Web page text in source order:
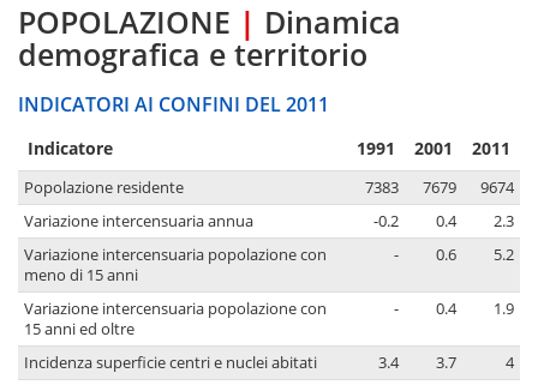
POPOLAZIONE | Dinamica
demografica e territorio
INDICATORI AI CONFINI DEL 2011
Indicatore 1991 2001 2011
Popolazione residente 7383 7679
9674
Variazione intercensuaria annua
-0.2 0.4
2.3
Variazione intercensuaria popolazione con
meno di 15 anni
- 0.6 5.2
Variazione intercensuaria popolazione con
15 anni ed oltre
- 0.4 1.9
Incidenza superficie centri e nuclei abitati 3.4 3.7
4